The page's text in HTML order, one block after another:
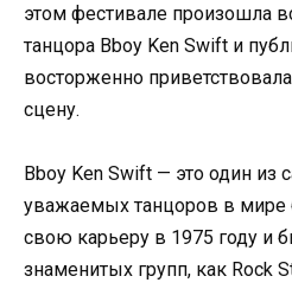
этом фестивале произошла
танцора Bboy Ken Swift и
восторженно
сцену.
Bboy Ken Swift — это один из
уважаемых танцоров в мире
свою карьеру в 1975 году и
знаменитых групп, как Rock